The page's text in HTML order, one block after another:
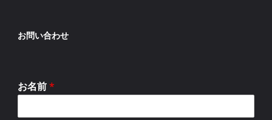
お問い合わせ
お名前*